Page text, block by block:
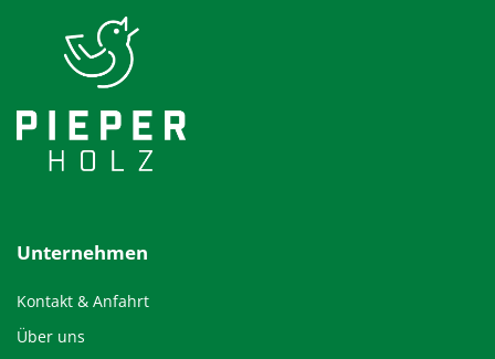
Unternehmen
Kontakt & Anfahrt
Über uns